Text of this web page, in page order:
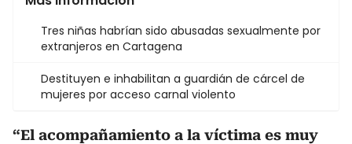
Tres niñas habrían sido abusadas sexualmente por
extranjeros en Cartagena
Destituyen e inhabilitan a guardián de cárcel de
mujeres por acceso carnal violento
“El acompañamiento a la víctima es muy